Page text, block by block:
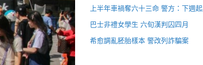
上半年車禍奪六十三命 警方：下週
巴士非禮女學生 六旬漢判囚四月
希愈調亂胚胎樣本 警改列詐騙案